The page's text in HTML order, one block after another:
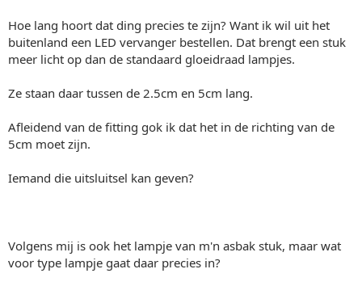
Hoe lang hoort dat ding precies te zijn? Want ik wil uit het
buitenland een LED vervanger bestellen. Dat brengt een stuk
meer licht op dan de standaard gloeidraad lampjes.
Ze staan daar tussen de 2.5cm en 5cm lang.
Afleidend van de fitting gok ik dat het in de richting van de
5cm moet zijn.
Iemand die uitsluitsel kan geven?
Volgens mij is ook het lampje van m'n asbak stuk, maar wat
voor type lampje gaat daar precies in?